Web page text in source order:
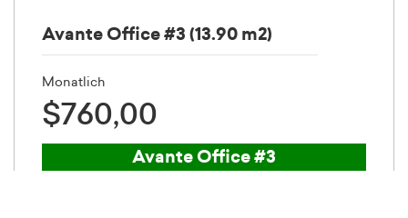
Avante Office #3 (13.90 m2)
Monatlich
$760,00
Avante Office #3